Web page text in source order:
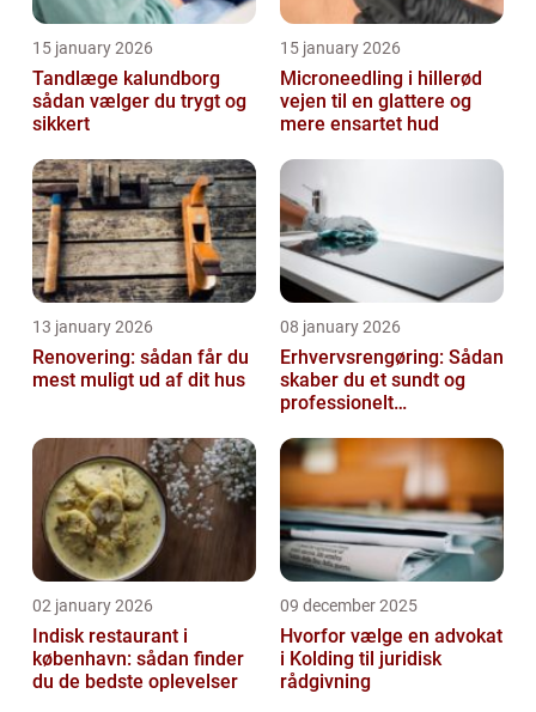
15 january 2026
Tandlæge kalundborg
sådan vælger du trygt og
sikkert
15 january 2026
Microneedling i hillerød
vejen til en glattere og
mere ensartet hud
13 january 2026
Renovering: sådan får du
mest muligt ud af dit hus
08 january 2026
Erhvervsrengøring: Sådan
skaber du et sundt og
professionelt
02 january 2026
Indisk restaurant i
københavn: sådan finder
du de bedste oplevelser
09 december 2025
Hvorfor vælge en advokat
i Kolding til juridisk
rådgivning